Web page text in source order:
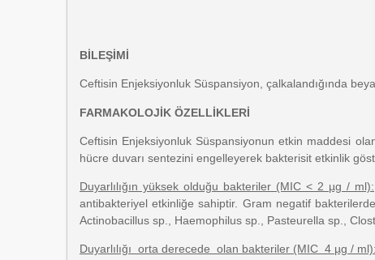
BİLEŞİMİ
Ceftisin Enjeksiyonluk Süspansiyon, çalkalandığında
FARMAKOLOJİK ÖZELLİKLERİ
Ceftisin Enjeksiyonluk Süspansiyonun etkin maddesi
hücre duvarı sentezini engelleyerek bakterisit etkinlik
Duyarlılığın yüksek olduğu bakteriler (MIC < 2 µg / ml):
antibakteriyel etkinliğe sahiptir. Gram negatif
Actinobacillus sp., Haemophilus sp., Pasteurella sp.,
Duyarlılığı orta derecede olan bakteriler (MIC 4 µg / ml):